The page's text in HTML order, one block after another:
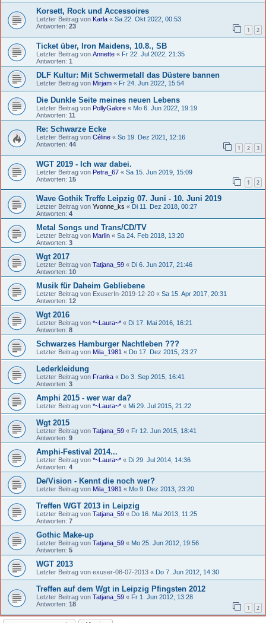
Korsett, Rock und Accessoires
Letzter Beitrag von Karla « Sa 22. Okt 2022, 00:53
Antworten: 23 1 2
Ticket über, Iron Maidens, 10.8., SB
Letzter Beitrag von Annette « Fr 22. Jul 2022, 21:35
Antworten: 1
DLF Kultur: Mit Schwermetall das Düstere bannen
Letzter Beitrag von Mirjam « Fr 24. Jun 2022, 15:54
Die Dunkle Seite meines neuen Lebens
Letzter Beitrag von PollyGalore « Mo 6. Jun 2022, 19:19
Antworten: 11
Re: Schwarze Ecke
Letzter Beitrag von Céline « So 19. Dez 2021, 12:16
Antworten: 44 1 2 3
WGT 2019 - Ich war dabei.
Letzter Beitrag von Petra_67 « Sa 15. Jun 2019, 15:09
Antworten: 15 1 2
Wave Gothik Treffe Leipzig 07. Juni - 10. Juni 2019
Letzter Beitrag von Yvonne_ks « Di 11. Dez 2018, 00:27
Antworten: 4
Metal Songs und Trans/CD/TV
Letzter Beitrag von Marlin « Sa 24. Feb 2018, 13:20
Antworten: 3
Wgt 2017
Letzter Beitrag von Tatjana_59 « Di 6. Jun 2017, 21:46
Antworten: 10
Musik für Daheim Gebliebene
Letzter Beitrag von ExuserIn-2019-12-20 « Sa 15. Apr 2017, 20:31
Antworten: 12
Wgt 2016
Letzter Beitrag von *~Laura~* « Di 17. Mai 2016, 16:21
Antworten: 8
Schwarzes Hamburger Nachtleben ???
Letzter Beitrag von Mila_1981 « Do 17. Dez 2015, 23:27
Lederkleidung
Letzter Beitrag von Franka « Do 3. Sep 2015, 16:41
Antworten: 3
Amphi 2015 - wer war da?
Letzter Beitrag von *~Laura~* « Mi 29. Jul 2015, 21:22
Wgt 2015
Letzter Beitrag von Tatjana_59 « Fr 12. Jun 2015, 18:41
Antworten: 9
Amphi-Festival 2014...
Letzter Beitrag von *~Laura~* « Di 29. Jul 2014, 14:36
Antworten: 4
De/Vision - Kennt die noch wer?
Letzter Beitrag von Mila_1981 « Mo 9. Dez 2013, 23:20
Treffen WGT 2013 in Leipzig
Letzter Beitrag von Tatjana_59 « Do 16. Mai 2013, 11:25
Antworten: 7
Gothic Make-up
Letzter Beitrag von Tatjana_59 « Mo 25. Jun 2012, 19:56
Antworten: 5
WGT 2013
Letzter Beitrag von exuser-08-07-2013 « Do 7. Jun 2012, 14:30
Treffen auf dem Wgt in Leipzig Pfingsten 2012
Letzter Beitrag von Tatjana_59 « Fr 1. Jun 2012, 13:28
Antworten: 18 1 2